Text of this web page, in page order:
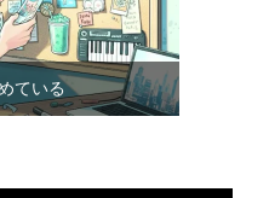
ている